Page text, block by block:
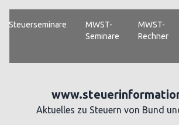
Steuerseminare
MWST-
Seminare
MWST-
Rechner
Aktuelles zu Steuern von Bund